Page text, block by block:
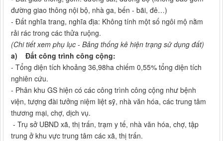
đường giao thông nội bộ, nhà ga, bến - bãi, đê…)
- Đất nghĩa trang, nghĩa địa: Không tính một số ngôi mộ nằm
rải rác trong các thửa ruộng.
(Chi tiết xem phụ lục - Bảng thống kê hiện trạng sử dụng đất)
a) Đất công trình công cộng:
- Tổng diện tích khoảng 36,98ha chiếm 0,55% tổng diện tích
nghiên cứu.
- Phân khu GS hiện có các công trình công cộng như bệnh
viện, tượng đài tưởng niệm liệt sỹ, nhà văn hóa, các trung tâm
thương mại, chợ, dịch vụ.
- Trụ sở UBND xã, thị trấn, trạm y tế, nhà văn hóa, chợ, tập
trung ở khu vực trung tâm các xã, thị trấn.